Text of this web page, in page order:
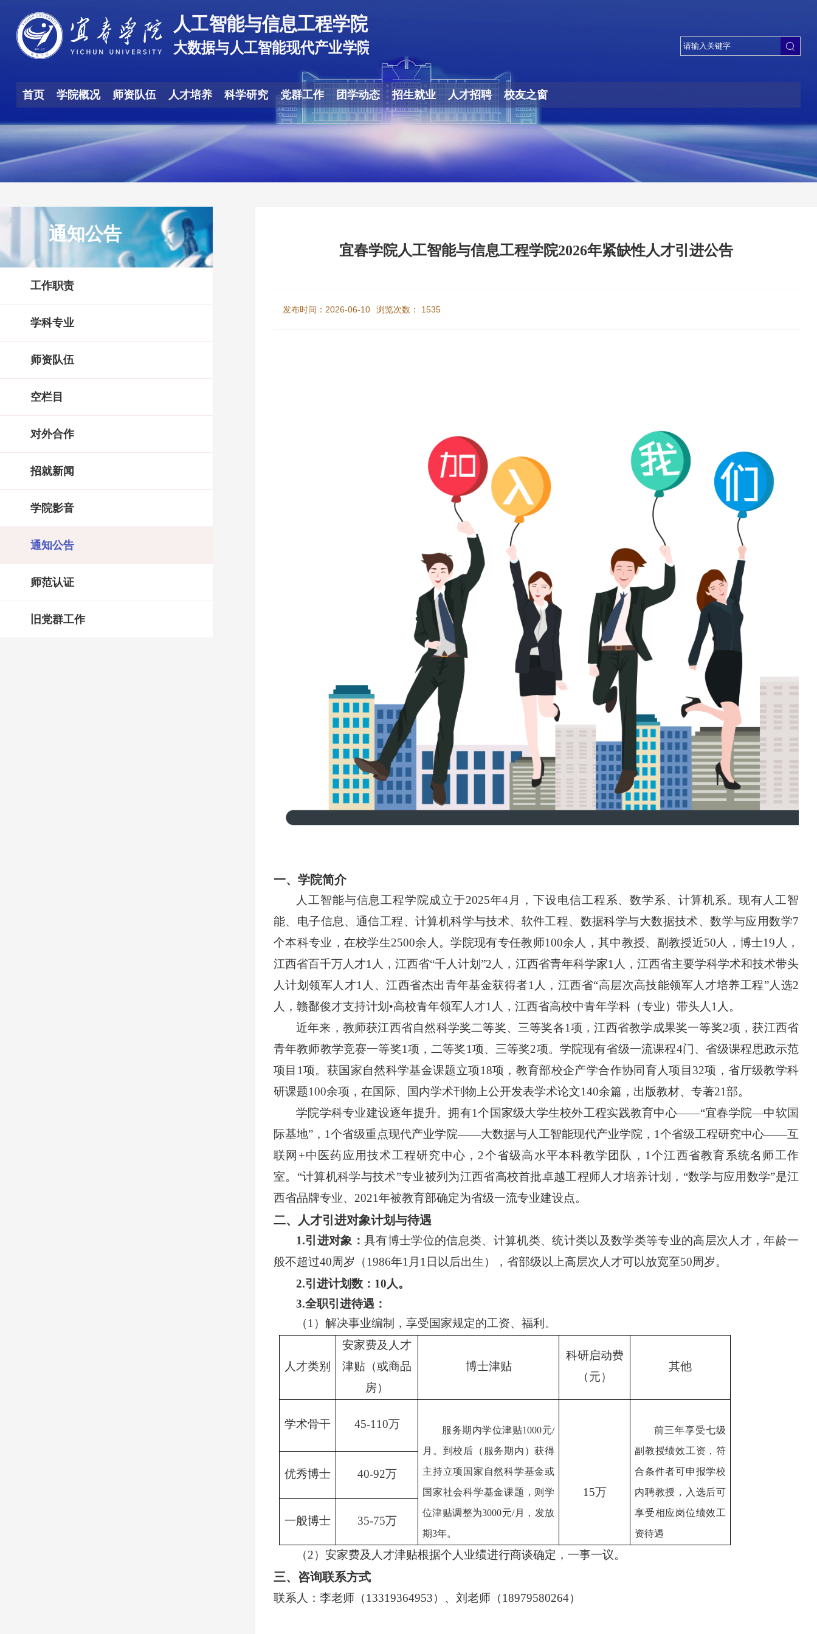
首页 学院概况 师资队伍 人才培养 科学研究 党群工作 团学动态 招生就业 人才招聘 校友之窗
通知公告
工作职责
学科专业
师资队伍
空栏目
对外合作
招就新闻
学院影音
通知公告
师范认证
旧党群工作
宜春学院人工智能与信息工程学院2026年紧缺性人才引进公告
发布时间：2026-06-10 浏览次数： 1535
一、学院简介
人工智能与信息工程学院成立于2025年4月 ，下设电信工程系、数学系、计算机系。现有人工智
能、电子信息、通信工程、 计算机科学与技术、软件工程、数据科学与大数据技术、数学与应用数学7
个本科专业 ， 在校学生2500余 人 。学院现有专任教师100余人，其中教授、副教授近50人，博士19 人 ，
江西省百千万人才1人，江西省“千人计划”2人， 江西省青年科学家1人， 江西省主要学科学术和技术带头
人计划领军人才1人、江西省杰出青年基金获得者1人， 江西省“高层次高技能领军人才培养工程”人选2
人，赣鄱俊才支持计划•高校青年领军人才1人，江西省高校中青年学科（专业）带头人1人。
近年来，教师获江西省自然科学奖二等奖、三等奖各1项，江西省教学成果奖一等奖2项，获江西省
青年教师教学竞赛一等奖1项，二等奖1项、三等奖2项。 学院现有省级一流课程4门、省级课程思政示范
项目1项。 获国家自然科学基金课题立项18项，教育部校企产学合作协同育人项目 32项 ，省厅级教学科
研课题100余项，在国际、国内学术刊物上公开发表学术论文140余篇，出版教材、专著21部。
学院学科专业建设逐年提升。拥有1个国家级大学生校外工程实践教育中心——“宜春学院—中软国
际基地”， 1个省级重点现代产业学院——大数据与人工智能现代产业学院，1个省级工程研究中心——互
联网+中医药应用技术工程研究中心，2个省级高水平本科教学团队，1个江西省教育系统名师工作
室。“计算机科学与技术”专业被列为江西省高校首批卓越工程师人才培养计划，“数学与应用数学”是江
西省品牌专业、2021年被教育部确定为省级一流专业建设点。
二、人才引进对象计划与待遇
1.引进对象： 具有博士学位的信息类、计算机类、统计类以及数学类等专业的高层次人才，年龄一
般不超过40周岁（1986年1月1日以后出生），省部级以上高层次人才可以放宽至50周岁。
2.引进计划数：10人。
3.全职引进待遇：
（1） 解决事业编制，享受国家规定的工资、福利 。
人才类别
安家费及人才
津贴（或商品
房）
博士津贴
科研启动费
（元）
其他
学术骨干 45-110万 服务期内学位津贴1000元/
月。到校后（服务期内）获得
主持立项国家自然科学基金或
国家社会科学基金课题，则学
位津贴调整为3000元/月，发放
期3年。
15万
前三年享受七级
副教授绩效工资，符
合条件者可申报学校
内聘教授，入选后可
享受相应岗位绩效工
资待遇
优秀博士 40-92万
一般博士 35-75万
（2）安家费及人才津贴根据个人业绩进行商谈确定，一事一议。
三、咨询联系方式
联系人：李老师（13319364953）、刘老师（18979580264）